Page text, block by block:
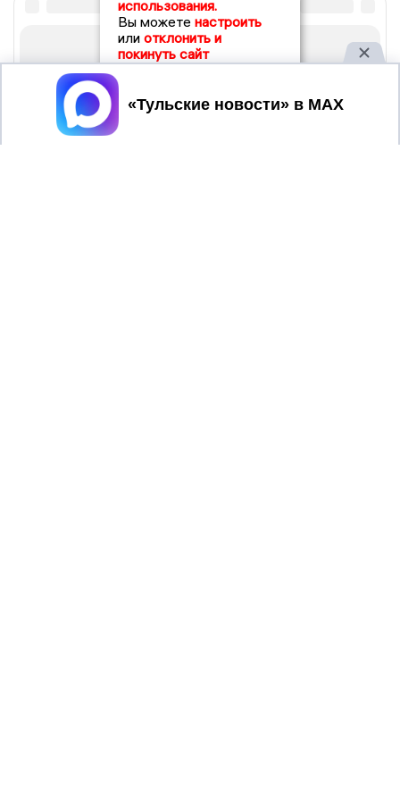
использования.
Вы можете настроить
или отклонить и
покинуть сайт
Принять